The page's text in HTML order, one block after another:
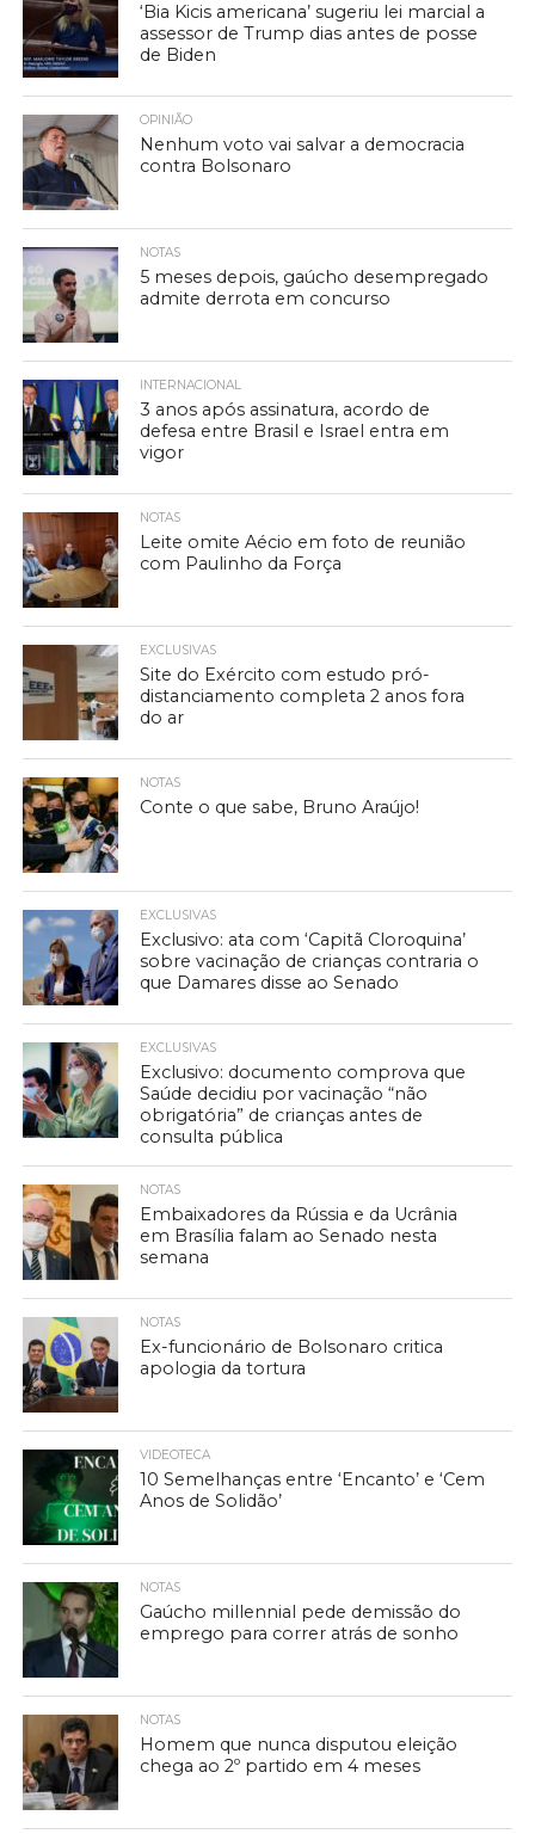
‘Bia Kicis americana’ sugeriu lei marcial a
assessor de Trump dias antes de posse
de Biden
OPINIÃO
Nenhum voto vai salvar a democracia
contra Bolsonaro
NOTAS
5 meses depois, gaúcho desempregado
admite derrota em concurso
INTERNACIONAL
3 anos após assinatura, acordo de
defesa entre Brasil e Israel entra em
vigor
NOTAS
Leite omite Aécio em foto de reunião
com Paulinho da Força
EXCLUSIVAS
Site do Exército com estudo pró-
distanciamento completa 2 anos fora
do ar
NOTAS
Conte o que sabe, Bruno Araújo!
EXCLUSIVAS
Exclusivo: ata com ‘Capitã Cloroquina’
sobre vacinação de crianças contraria o
que Damares disse ao Senado
EXCLUSIVAS
Exclusivo: documento comprova que
Saúde decidiu por vacinação “não
obrigatória” de crianças antes de
consulta pública
NOTAS
Embaixadores da Rússia e da Ucrânia
em Brasília falam ao Senado nesta
semana
NOTAS
Ex-funcionário de Bolsonaro critica
apologia da tortura
VIDEOTECA
10 Semelhanças entre ‘Encanto’ e ‘Cem
Anos de Solidão’
NOTAS
Gaúcho millennial pede demissão do
emprego para correr atrás de sonho
NOTAS
Homem que nunca disputou eleição
chega ao 2º partido em 4 meses